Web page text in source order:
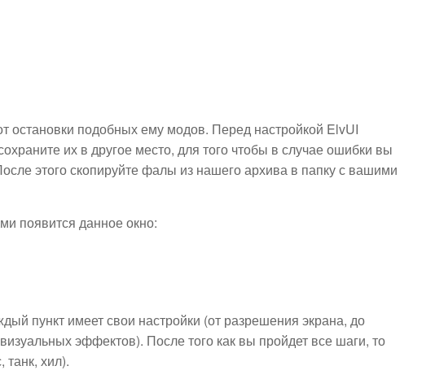
остановки подобных ему модов. Перед настройкой ElvUI
их в другое место, для того чтобы в случае ошибки вы
этого скопируйте фалы из нашего архива в папку с вашими
появится данное окно:
пункт имеет свои настройки (от разрешения экрана, до
эффектов). После того как вы пройдет все шаги, то
хил).